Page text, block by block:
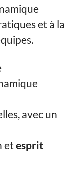
et à la
avec un
et esprit